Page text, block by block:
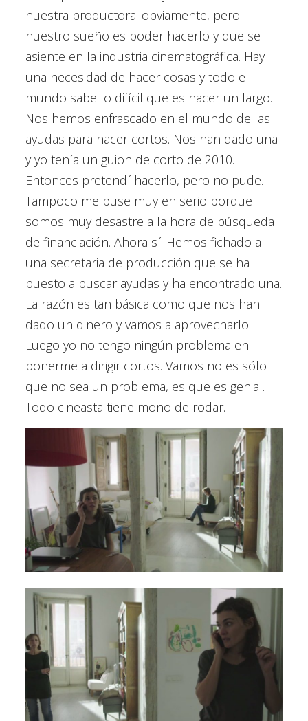
nuestra productora. obviamente, pero
nuestro sueño es poder hacerlo y que se
asiente en la industria cinematográfica. Hay
una necesidad de hacer cosas y todo el
mundo sabe lo difícil que es hacer un largo.
Nos hemos enfrascado en el mundo de las
ayudas para hacer cortos. Nos han dado una
y yo tenía un guion de corto de 2010.
Entonces pretendí hacerlo, pero no pude.
Tampoco me puse muy en serio porque
somos muy desastre a la hora de búsqueda
de financiación. Ahora sí. Hemos fichado a
una secretaria de producción que se ha
puesto a buscar ayudas y ha encontrado una.
La razón es tan básica como que nos han
dado un dinero y vamos a aprovecharlo.
Luego yo no tengo ningún problema en
ponerme a dirigir cortos. Vamos no es sólo
que no sea un problema, es que es genial.
Todo cineasta tiene mono de rodar.